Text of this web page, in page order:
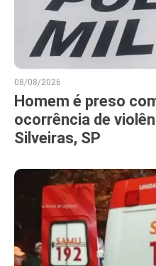
08/08/2026
Homem é preso
ocorrência de
Silveiras, SP